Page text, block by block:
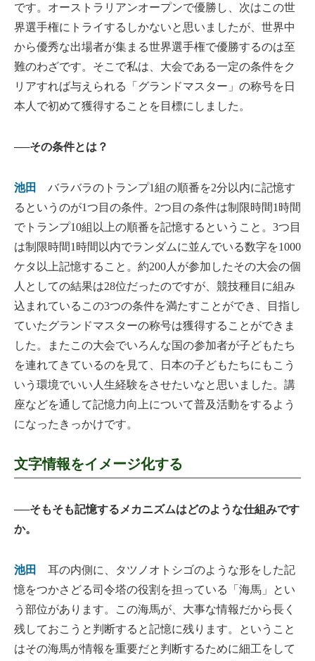
です。オーストラリアンオープンで優勝し、次はこの世
界選手権にトライするしかないと思いましたが、世界中
から優秀な出場者が集まる世界選手権で優勝するのは至
難のわざです。そこで私は、大会である一定の条件をク
リアすれば与えられる「グランドマスター」の称号を日
本人で初めて獲得することを目標にしました。
──その条件とは？
池田
バラバラのトランプ1組の順番を2分以内に記憶す
るというのが1つ目の条件。2つ目の条件は制限時間1時間
でトランプ10組以上の順番を記憶するということ。3つ目
は制限時間1時間以内でランダムに並んでいる数字を1000
ケタ以上記憶すること。約200人が参加したその大会の個
人としての結果は28位だったのですが、競技種目に組み
込まれているこの3つの条件を満たすことができ、目指し
ていたグランドマスターの称号は獲得することができま
した。またこの大会でいろんな国の参加者が子どもたち
を連れてきているのを見て、日本の子どもたちにもこう
いう環境でいい人生経験をさせたいなと思いました。講
座などを通して記憶力向上について普及活動をするよう
になったきっかけです。
文字情報をイメージ化する
──そもそも記憶するメカニズムはどのような仕組みです
か。
池田
耳の内側に、タツノオトシゴのような形をした記
憶をつかさどる司令塔の役割を担っている「海馬」とい
う部位があります。この海馬が、大事な情報だから長く
残しておこうと判断すると記憶に残ります。ということ
はその海馬が情報を重要だと判断するために細工をして